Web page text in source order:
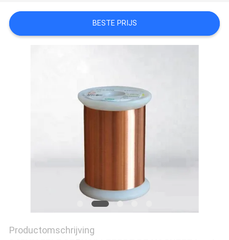
SITEMAP
PRIVACY
BESTE PRIJS
Productomschrijving